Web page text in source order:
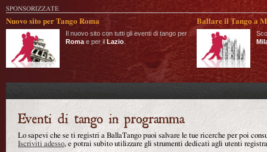
SPONSORIZZATE
Nuovo sito per Tango Roma
Il nuovo sito con tutti gli eventi di tango per
Roma e per il Lazio
Ballare il Tango a
Lo sapevi che se ti registri a BallaTango puoi salvare le tue ricerche per poi
Iscriviti adesso, e potrai subito utilizzare gli strumenti dedicati agli utenti